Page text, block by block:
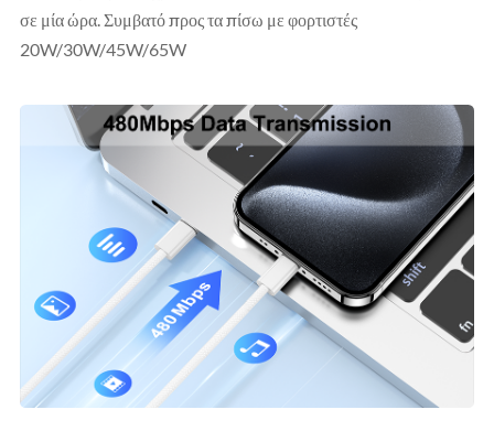
σε μία ώρα. Συμβατό προς τα πίσω με φορτιστές
20W/30W/45W/65W